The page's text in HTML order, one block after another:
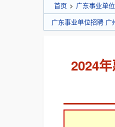
首页 > 广东事业单
广东事业单位招聘 广
2024